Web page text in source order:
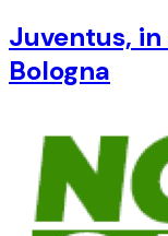
Juventus,
Bologna